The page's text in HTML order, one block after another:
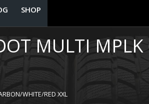
SHOP
MULTI
WHITE/RED XXL